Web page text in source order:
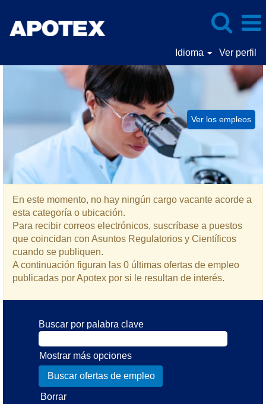
Idioma Ver perfil
Asuntos
Regulatorios
En este momento, no hay ningún cargo vacante acorde a
esta categoría o ubicación.
Para recibir correos electrónicos, suscríbase a puestos
que coincidan con Asuntos Regulatorios y Científicos
cuando se publiquen.
A continuación figuran las 0 últimas ofertas de empleo
publicadas por Apotex por si le resultan de interés.
Buscar por palabra clave
Mostrar más opciones
Borrar
Ver los empleos